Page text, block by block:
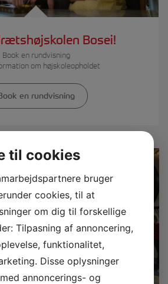
Bosei!
Book en rundvisning
om højskoleopholdet
en rundvisning
til cookies
bruger
cookies, til at
om dig til forskellige
Tilpasning af annoncering,
funktionalitet,
Disse oplysninger
annoncerings- og